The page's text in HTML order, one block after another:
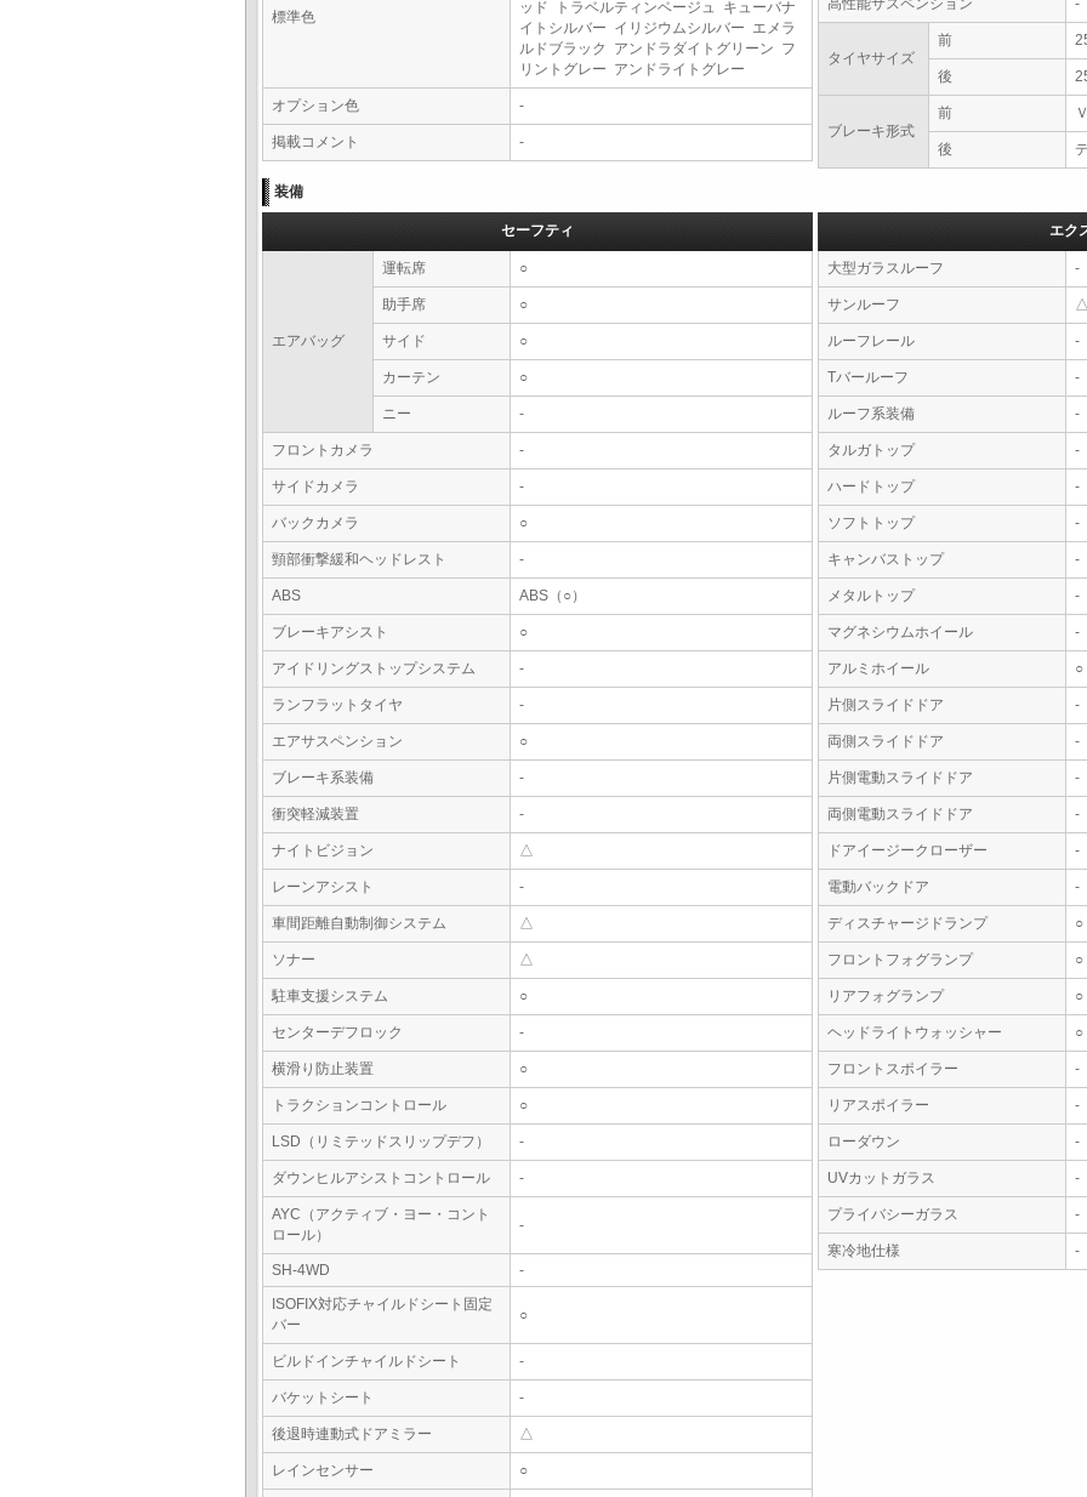
標準色
ッド トラベルティンベージュ キューバナ
イトシルバー イリジウムシルバー エメラ
ルドブラック アンドラダイトグリーン フ
リントグレー アンドライトグレー
オプション色 -
掲載コメント -
高性能サスペンション -
タイヤサイズ
前
後
ブレーキ形式
前
後
装備
セーフティ
エアバッグ
運転席 ○
助手席 ○
サイド ○
カーテン ○
ニー -
フロントカメラ -
サイドカメラ -
バックカメラ ○
頸部衝撃緩和ヘッドレスト -
ABS ABS（○）
ブレーキアシスト ○
アイドリングストップシステム -
ランフラットタイヤ -
エアサスペンション ○
ブレーキ系装備 -
衝突軽減装置 -
ナイトビジョン △
レーンアシスト -
車間距離自動制御システム △
ソナー △
駐車支援システム ○
センターデフロック -
横滑り防止装置 ○
トラクションコントロール ○
LSD（リミテッドスリップデフ） -
ダウンヒルアシストコントロール -
AYC（アクティブ・ヨー・コント
ロール）
-
SH-4WD
-
ISOFIX対応チャイルドシート固定
バー
○
ビルドインチャイルドシート -
バケットシート -
後退時連動式ドアミラー △
レインセンサー ○
エク
大型ガラスルーフ -
サンルーフ △
ルーフレール -
Tバールーフ -
ルーフ系装備 -
タルガトップ -
ハードトップ -
ソフトトップ -
キャンバストップ -
メタルトップ -
マグネシウムホイール -
アルミホイール ○
片側スライドドア -
両側スライドドア -
片側電動スライドドア -
両側電動スライドドア -
ドアイージークローザー -
電動バックドア -
ディスチャージドランプ ○
フロントフォグランプ ○
リアフォグランプ ○
ヘッドライトウォッシャー ○
フロントスポイラー -
リアスポイラー -
ローダウン -
UVカットガラス -
プライバシーガラス -
寒冷地仕様 -